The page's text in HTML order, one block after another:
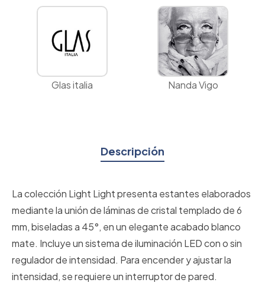
Glas italia Nanda Vigo
Descripción
La colección Light Light presenta estantes elaborados
mediante la unión de láminas de cristal templado de 6
mm, biseladas a 45°, en un elegante acabado blanco
mate. Incluye un sistema de iluminación LED con o sin
regulador de intensidad. Para encender y ajustar la
intensidad, se requiere un interruptor de pared.